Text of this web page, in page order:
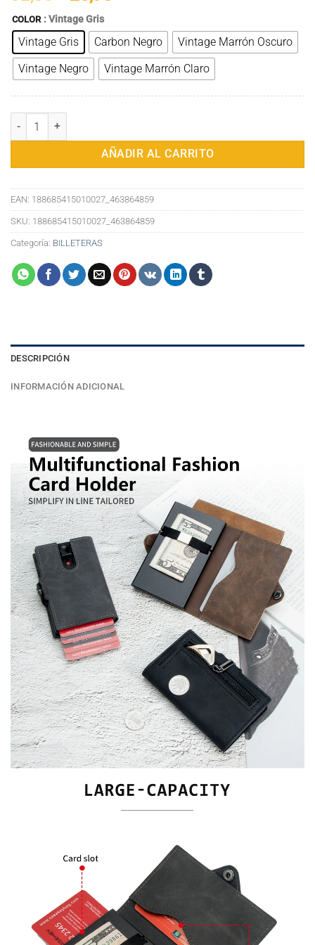
precio
original
era:
32,38€.
actual
es:
25,90€.
COLOR : Vintage Gris
Vintage Gris Carbon Negro
Vintage Marrón Oscuro
Vintage Negro
Vintage Marrón Claro
Billetera Vintage de Cuero Minimalista Automática para Tarjetas
AÑADIR AL CARRITO
EAN: 188685415010027_463864859
SKU: 188685415010027_463864859
Categoría: BILLETERAS
DESCRIPCIÓN
INFORMACIÓN ADICIONAL